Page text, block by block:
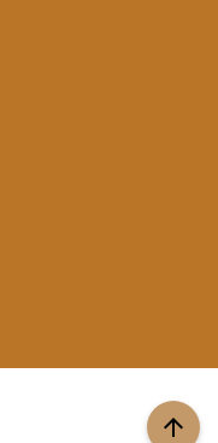
arrow_upward